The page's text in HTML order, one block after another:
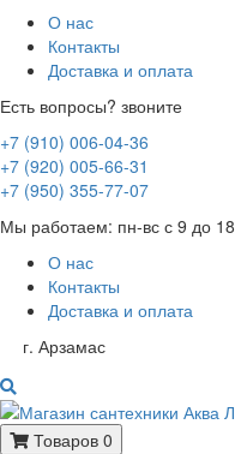
О нас
Контакты
Доставка и оплата
Есть вопросы? звоните
+7 (910) 006-04-36
+7 (920) 005-66-31
+7 (950) 355-77-07
Мы работаем: пн-вс с 9 до 18
О нас
Контакты
Доставка и оплата
г. Арзамас
Товаров 0